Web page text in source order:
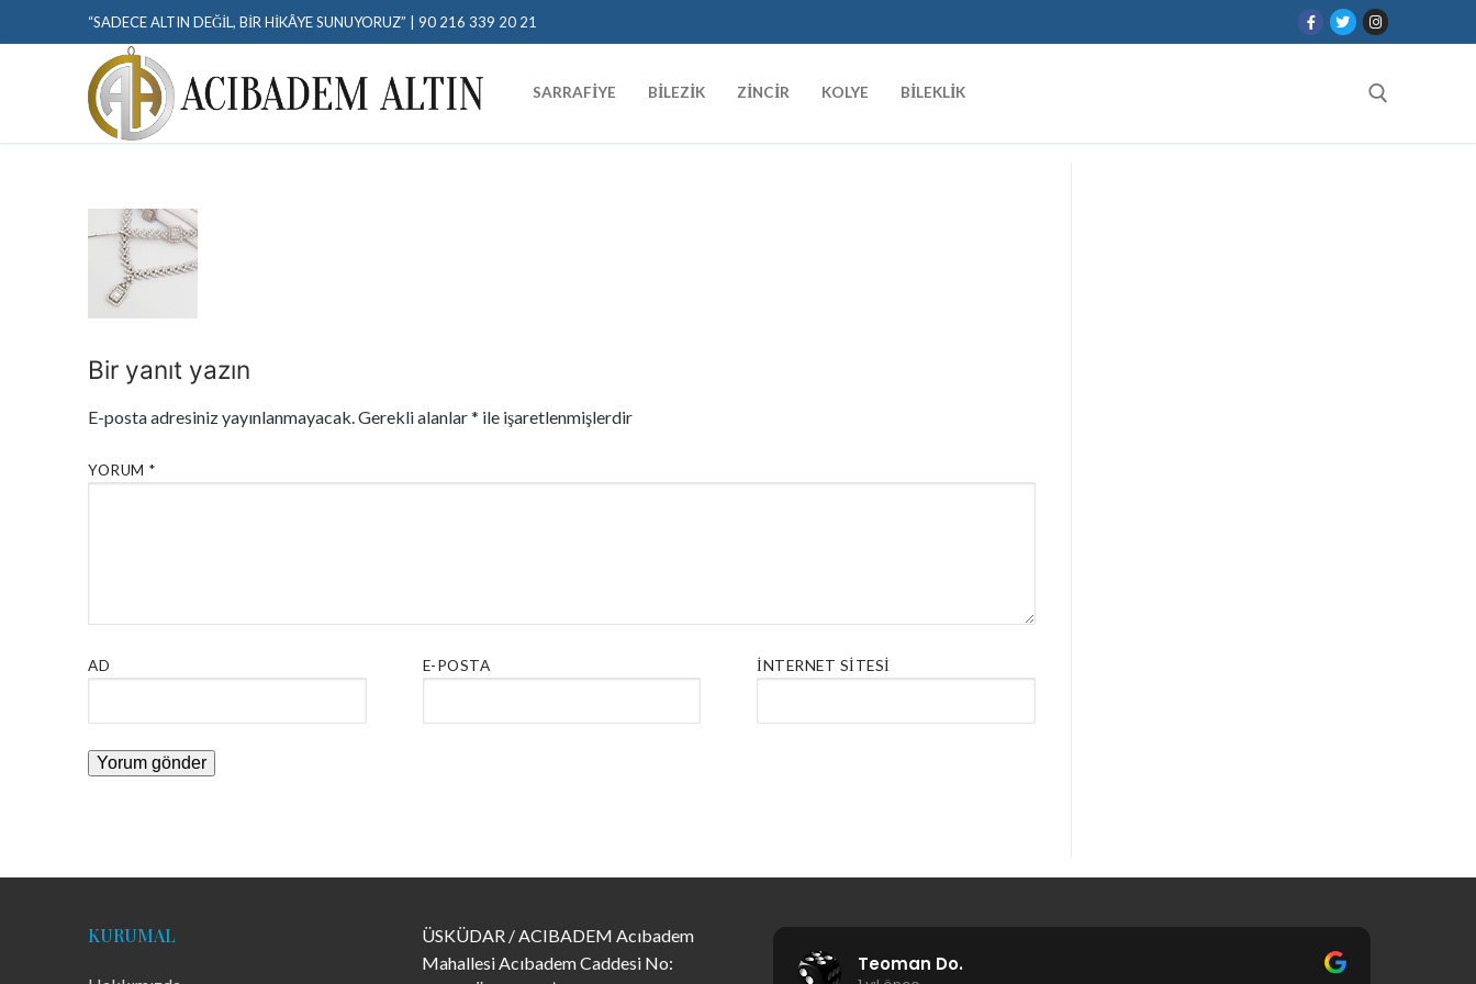
“SADECE ALTIN DEĞIL, BIR HIKÂYE SUNUYORUZ” | 90 216 339 20 21
SARRAFIYE BILEZIK ZINCIR KOLYE BILEKLIK
Bir yanıt yazın
E-posta adresiniz yayınlanmayacak. Gerekli alanlar* ile işaretlenmişlerdir
YORUM *
AD E-POSTA İNTERNET SITESI
KURUMAL
ÜSKÜDAR / ACIBADEM Acıbadem
Mahallesi Acıbadem Caddesi No:
Teoman Do.